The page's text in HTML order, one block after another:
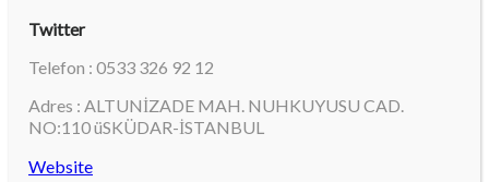
Twitter
Telefon : 0533 326 92 12
Adres : ALTUNİZADE MAH. NUHKUYUSU CAD.
NO:110 üSKÜDAR-İSTANBUL
Website